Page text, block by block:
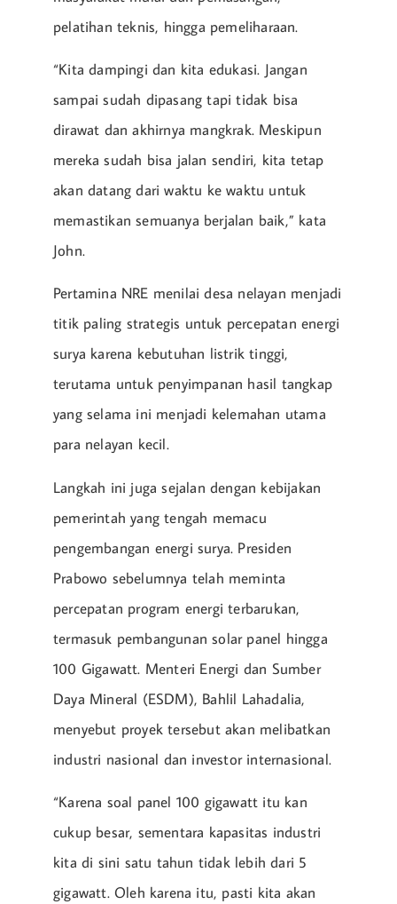
pelatihan teknis, hingga pemeliharaan.
“Kita dampingi dan kita edukasi. Jangan
sampai sudah dipasang tapi tidak bisa
dirawat dan akhirnya mangkrak. Meskipun
mereka sudah bisa jalan sendiri, kita tetap
akan datang dari waktu ke waktu untuk
memastikan semuanya berjalan baik,” kata
John.
Pertamina NRE menilai desa nelayan menjadi
titik paling strategis untuk percepatan energi
surya karena kebutuhan listrik tinggi,
terutama untuk penyimpanan hasil tangkap
yang selama ini menjadi kelemahan utama
para nelayan kecil.
Langkah ini juga sejalan dengan kebijakan
pemerintah yang tengah memacu
pengembangan energi surya. Presiden
Prabowo sebelumnya telah meminta
percepatan program energi terbarukan,
termasuk pembangunan solar panel hingga
100 Gigawatt. Menteri Energi dan Sumber
Daya Mineral (ESDM), Bahlil Lahadalia,
menyebut proyek tersebut akan melibatkan
industri nasional dan investor internasional.
“Karena soal panel 100 gigawatt itu kan
cukup besar, sementara kapasitas industri
kita di sini satu tahun tidak lebih dari 5
gigawatt. Oleh karena itu, pasti kita akan